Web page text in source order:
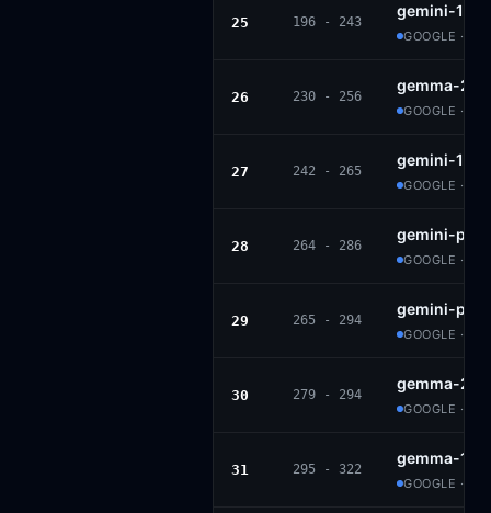
25 196 - 243
gemini-1.5-
GOOGLE ·
26 230 - 256
gemma-2-
GOOGLE ·
27 242 - 265
gemini-1.5-
GOOGLE ·
28 264 - 286
gemini-
GOOGLE ·
29 265 - 294
gemini-pro
GOOGLE ·
30 279 - 294
gemma-2-
GOOGLE ·
31 295 - 322
gemma-
GOOGLE ·